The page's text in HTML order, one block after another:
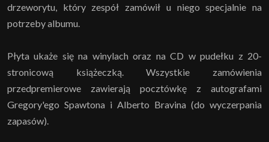
drzeworytu, który zespół zamówił u niego specjalnie na
potrzeby albumu.
Płyta ukaże się na winylach oraz na CD w pudełku z 20-
stronicową książeczką. Wszystkie zamówienia
przedpremierowe zawierają pocztówkę z autografami
Gregory'ego Spawtona i Alberto Bravina (do wyczerpania
zapasów).